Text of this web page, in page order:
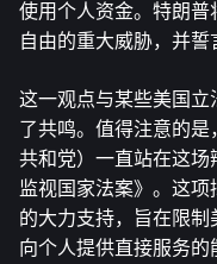
使用个人资金。特朗普
自由的重大威胁，并誓
这一观点与某些美国
了共鸣。值得注意的是
共和党）一直站在这
监视国家法案》。这
的大力支持，旨在限
向个人提供直接服务